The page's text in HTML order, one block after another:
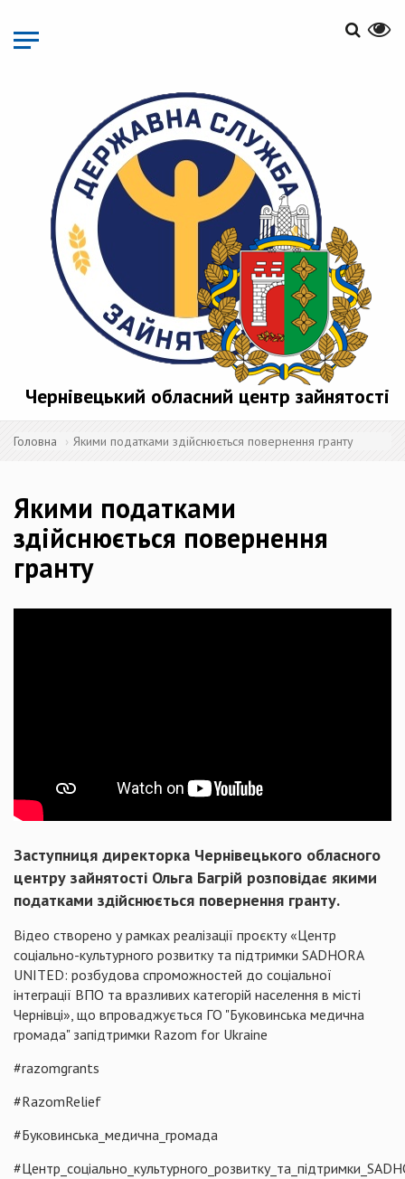
основного
матеріалу
Чернівецький обласний центр зайнятості
Головна Якими податками здійснюється повернення гранту
Якими податками
здійснюється повернення
гранту
Заступниця директорка Чернівецького обласного
центру зайнятості Ольга Багрій розповідає якими
податками здійснюється повернення гранту.
Відео створено у рамках реалізації проєкту «Центр
соціально-культурного розвитку та підтримки SADHORA
UNITED: розбудова спроможностей до соціальної
інтеграції ВПО та вразливих категорій населення в місті
Чернівці», що впроваджується ГО "Буковинська медична
громада" запідтримки Razom for Ukraine
#razomgrants
#RazomRelief
#Буковинська_медична_громада